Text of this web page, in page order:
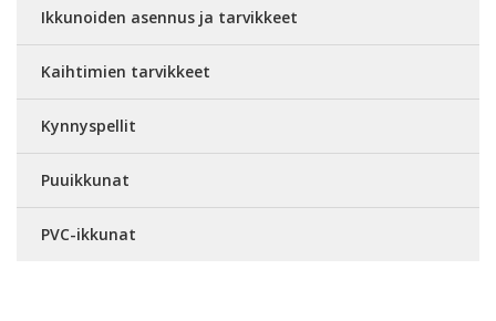
Ikkunoiden asennus ja tarvikkeet
Kaihtimien tarvikkeet
Kynnyspellit
Puuikkunat
PVC-ikkunat